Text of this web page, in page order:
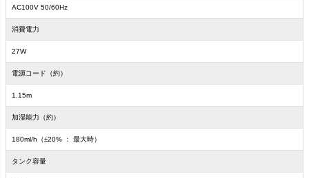
AC100V 50/60Hz
消費電力
27W
電源コード（約）
1.15m
加湿能力（約）
180ml/h（±20% ： 最大時）
タンク容量